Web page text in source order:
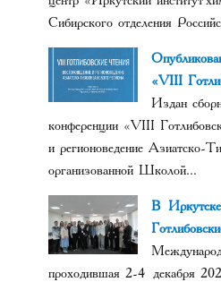
Сибирского отделения
«VIII
Издан
конференции «VIII
и регионоведение Азиатско-
организованной Школой...
В
проходившая 2-4 декабря